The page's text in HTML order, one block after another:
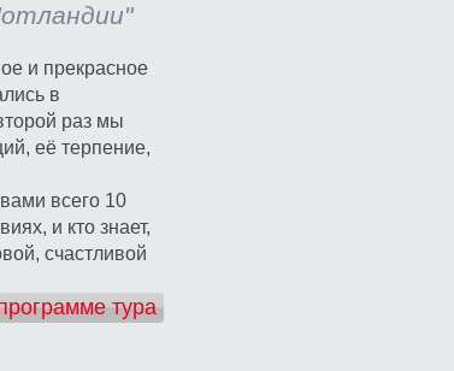
и прекрасное
в
раз мы
её терпение,
всего 10
и кто знает,
счастливой
тура